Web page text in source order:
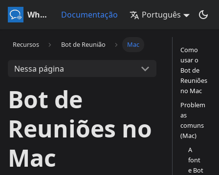
Whisperr Documentação Português
Recursos Bot de Reunião Mac
Nessa página
Bot de
Reuniões no
Mac
Como
usar o
Bot de
Reuniões
no Mac
Problem
as
comuns
(Mac)
A
font
e Bot